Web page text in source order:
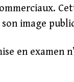
image
en examen